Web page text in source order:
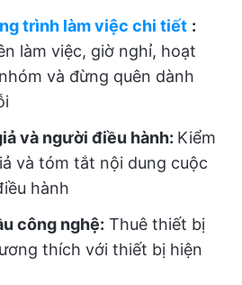
trình làm việc chi tiết :
làm việc, giờ nghỉ, hoạt
và đừng quên dành
và người điều hành: Kiểm
và tóm tắt nội dung cuộc
hành
công nghệ: Thuê thiết bị
thích với thiết bị hiện